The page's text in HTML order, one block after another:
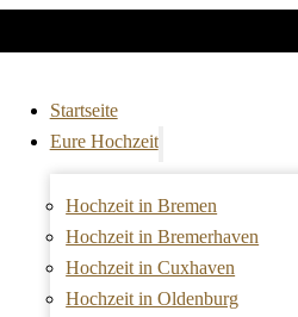
Startseite
Eure Hochzeit
Hochzeit in Bremen
Hochzeit in Bremerhaven
Hochzeit in Cuxhaven
Hochzeit in Oldenburg